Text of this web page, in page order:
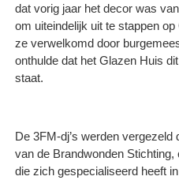
dat vorig jaar het decor was
om uiteindelijk uit te stappen
ze verwelkomd door
onthulde dat het Glazen Huis
staat.
De 3FM-dj’s werden
van de Brandwonden Stichting,
die zich gespecialiseerd heeft